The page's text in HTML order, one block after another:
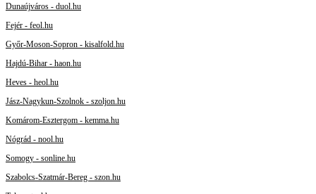
Dunaújváros - duol.hu
Fejér - feol.hu
Győr-Moson-Sopron - kisalfold.hu
Hajdú-Bihar - haon.hu
Heves - heol.hu
Jász-Nagykun-Szolnok - szoljon.hu
Komárom-Esztergom - kemma.hu
Nógrád - nool.hu
Somogy - sonline.hu
Szabolcs-Szatmár-Bereg - szon.hu